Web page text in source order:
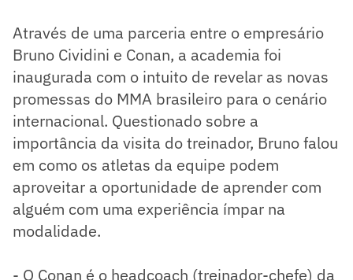
Através de uma parceria entre o empresário
Bruno Cividini e Conan, a academia foi
inaugurada com o intuito de revelar as novas
promessas do MMA brasileiro para o cenário
internacional. Questionado sobre a
importância da visita do treinador, Bruno falou
em como os atletas da equipe podem
aproveitar a oportunidade de aprender com
alguém com uma experiência ímpar na
modalidade.
- O Conan é o headcoach (treinador-chefe) da